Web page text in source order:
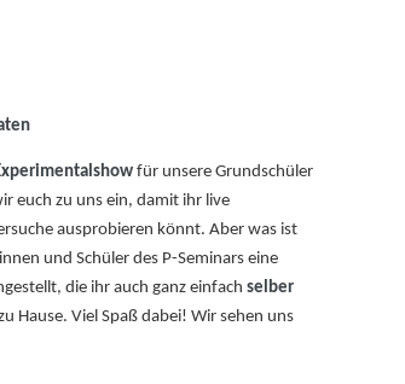
für unsere Grundschüler
euch zu uns ein, damit ihr live
ausprobieren könnt. Aber was ist
und Schüler des P-Seminars eine
die ihr auch ganz einfach selber
Hause. Viel Spaß dabei! Wir sehen uns